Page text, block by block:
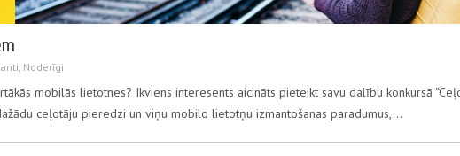
, Noderīgi
mobilās lietotnes? Ikviens interesents aicināts pieteikt savu dalību konkursā
ceļotāju pieredzi un viņu mobilo lietotņu izmantošanas paradumus,…